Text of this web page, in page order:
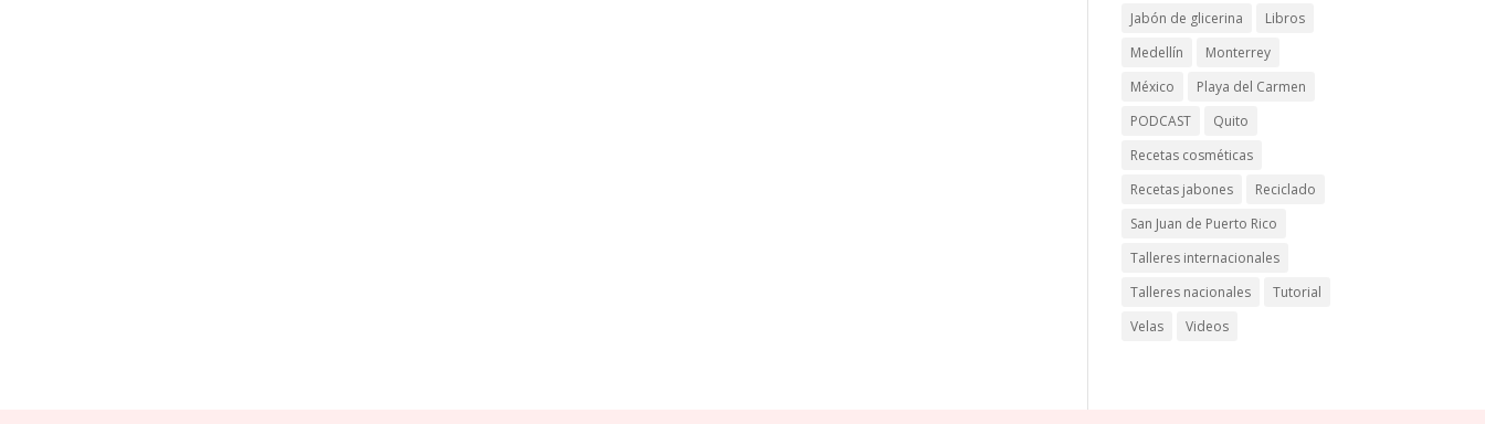
Jabón de glicerina
Libros
Medellín
Monterrey
México
Playa del Carmen
PODCAST
Quito
Recetas cosméticas
Recetas jabones
Reciclado
San Juan de Puerto Rico
Talleres internacionales
Talleres nacionales
Tutorial
Velas
Videos